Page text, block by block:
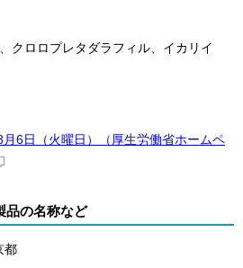
ロロプレタダラフィル、イカリイ
6日（火曜日）（厚生労働省ホームペ
品の名称など
都